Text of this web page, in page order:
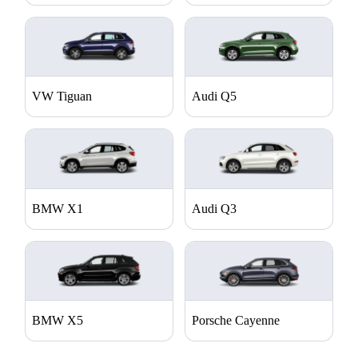
gehören Notbremsassistent, Spurhalteassistent und
adaptive Geschwindigkeitsregelung. Mit einer hohen
Nutzlast und einem geräumigen Ladebett ist der Ranger
ideal für Arbeitseinsätze und Freizeitaktivitäten. Die
von Werkzeugen oder Outdoor-Ausrüstung.
VW Tiguan Audi Q5
BMW X1 Audi Q3
BMW X5 Porsche Cayenne